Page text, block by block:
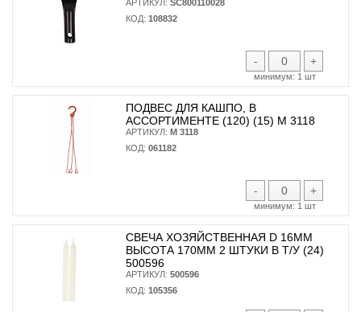
АРТИКУЛ: SC800110028
КОД: 108832
- +
минимум: 1 шт
ПОДВЕС ДЛЯ КАШПО, В
АССОРТИМЕНТЕ (120) (15) М 3118
АРТИКУЛ: М 3118
КОД: 061182
- +
минимум: 1 шт
СВЕЧА ХОЗЯЙСТВЕННАЯ D 16ММ
ВЫСОТА 170ММ 2 ШТУКИ В Т/У (24)
500596
АРТИКУЛ: 500596
КОД: 105356